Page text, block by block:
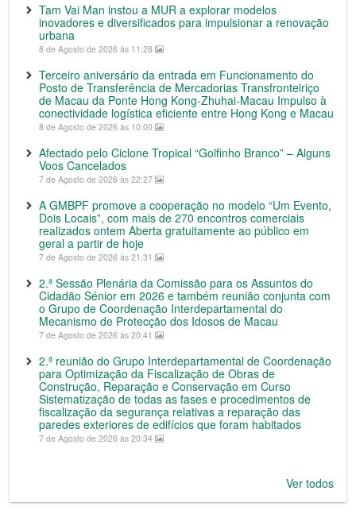
Tam Vai Man instou a MUR a explorar modelos
inovadores e diversificados para impulsionar a renovação
urbana
8 de Agosto de 2026 às 11:28
Terceiro aniversário da entrada em Funcionamento do
Posto de Transferência de Mercadorias Transfronteiriço
de Macau da Ponte Hong Kong-Zhuhai-Macau Impulso à
conectividade logística eficiente entre Hong Kong e Macau
8 de Agosto de 2026 às 10:00
Afectado pelo Ciclone Tropical “Golfinho Branco” – Alguns
Voos Cancelados
7 de Agosto de 2026 às 22:27
A GMBPF promove a cooperação no modelo “Um Evento,
Dois Locais”, com mais de 270 encontros comerciais
realizados ontem Aberta gratuitamente ao público em
geral a partir de hoje
7 de Agosto de 2026 às 21:31
2.ª Sessão Plenária da Comissão para os Assuntos do
Cidadão Sénior em 2026 e também reunião conjunta com
o Grupo de Coordenação Interdepartamental do
Mecanismo de Protecção dos Idosos de Macau
7 de Agosto de 2026 às 20:41
2.ª reunião do Grupo Interdepartamental de Coordenação
para Optimização da Fiscalização de Obras de
Construção, Reparação e Conservação em Curso
Sistematização de todas as fases e procedimentos de
fiscalização da segurança relativas a reparação das
paredes exteriores de edifícios que foram habitados
7 de Agosto de 2026 às 20:34
Ver todos